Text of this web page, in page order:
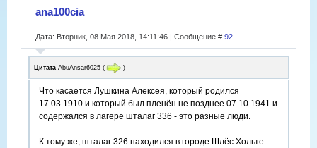
ana100cia
Дата: Вторник, 08 Мая 2018, 14:11:46 | Сообщение # 92
Цитата AbuAnsar6025 ( )
Что касается Лушкина Алексея, который родился
17.03.1910 и который был пленён не позднее 07.10.1941 и
содержался в лагере шталаг 336 - это разные люди.
К тому же, шталаг 326 находился в городе Шлёс Хольте